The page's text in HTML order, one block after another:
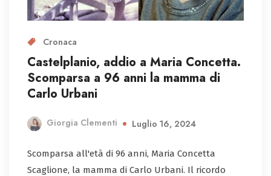
Cronaca
Castelplanio, addio a Maria Concetta.
Scomparsa a 96 anni la mamma di
Carlo Urbani
Giorgia Clementi Luglio 16, 2024
Scomparsa all'età di 96 anni, Maria Concetta
Scaglione, la mamma di Carlo Urbani. Il ricordo